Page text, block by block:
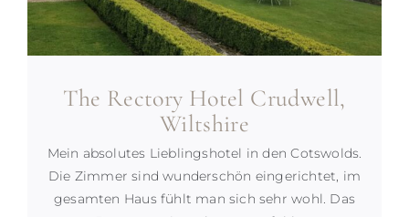
The Rectory Hotel Crudwell,
Wiltshire
Mein absolutes Lieblingshotel in den Cotswolds.
Die Zimmer sind wunderschön eingerichtet, im
gesamten Haus fühlt man sich sehr wohl. Das